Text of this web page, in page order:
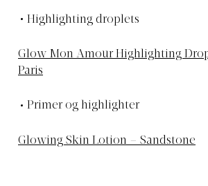
Highlighting droplets
Glow Mon Amour Highlighting
Paris
Primer og highlighter
Glowing Skin Lotion – Sandstone